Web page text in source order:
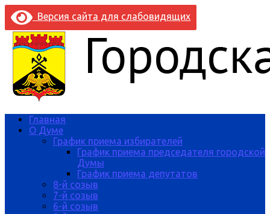
Версия сайта для слабовидящих
Главная
О Думе
График приема избирателей
График приема председателя городской
Думы
График приема депутатов
8-й созыв
7-й созыв
6-й созыв